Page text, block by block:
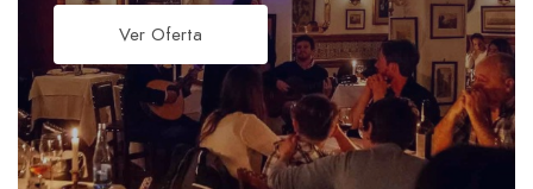
Ver Oferta